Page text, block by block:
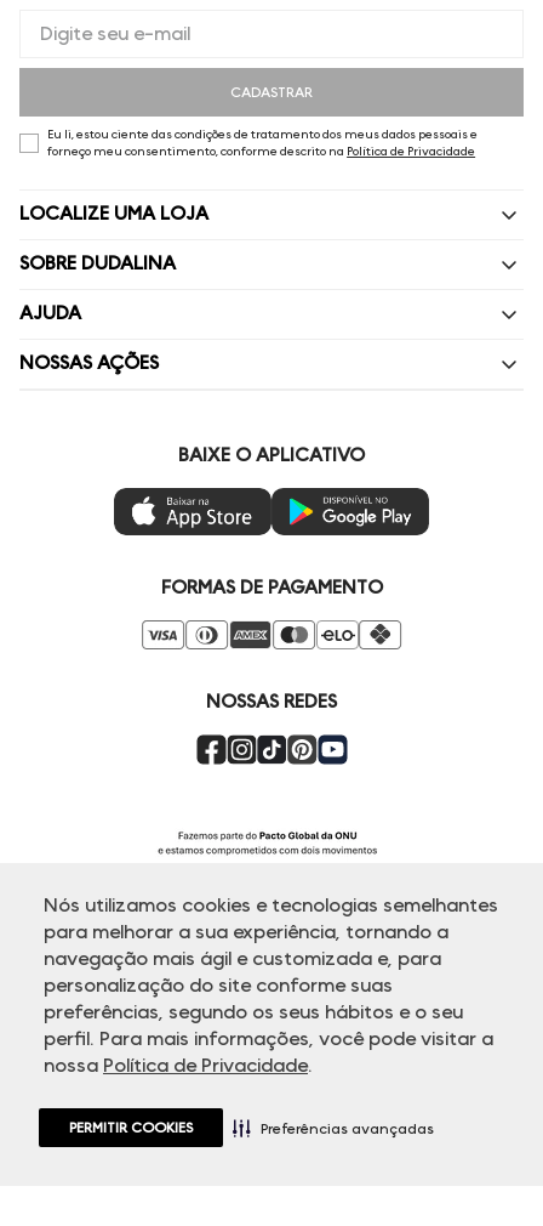
Nós utilizamos cookies e tecnologias semelhantes
para melhorar a sua experiência, tornando a
navegação mais ágil e customizada e, para
personalização do site conforme suas
preferências, segundo os seus hábitos e o seu
perfil. Para mais informações, você pode visitar a
nossa Política de Privacidade.
PERMITIR COOKIES Preferências avançadas
CADASTRAR
Eu li, estou ciente das condições de tratamento dos meus dados pessoais e
forneço meu consentimento, conforme descrito na Política de Privacidade
LOCALIZE UMA LOJA
SOBRE DUDALINA
Quem Somos
Nossas Lojas
Ética e Sustentabilidade
AJUDA
Perguntas Frequentes
Troca e Devoluções
Regulamentos
Compre pelo Whatsapp
NOSSAS AÇÕES
Mastercard
Azul Fidelidade
Venda Corporativa
Super Friday
BAIXE O APLICATIVO
FORMAS DE PAGAMENTO
NOSSAS REDES
© Copyright 2000-2026 - Todos os direitos reservados. A Dudalina
promoções e disponibilidade de estoque a qualquer momento.
Em caso de dúvidas:0800 770 5510.
Horário de Atendimentodas 8h às 20h de segunda a sexta-feira e